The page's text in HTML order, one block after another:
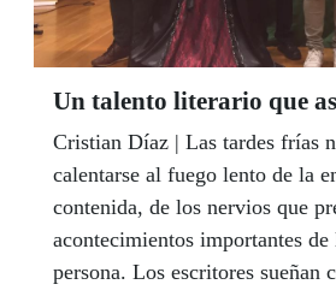
Un talento literario que
Cristian Díaz | Las tardes frías
calentarse al fuego lento de la
contenida, de los nervios que
acontecimientos importantes
persona. Los escritores sueñan